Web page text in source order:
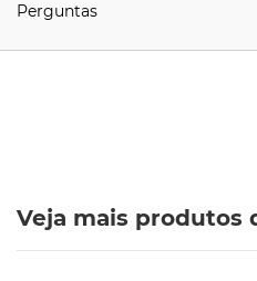
Perguntas
Veja mais produtos